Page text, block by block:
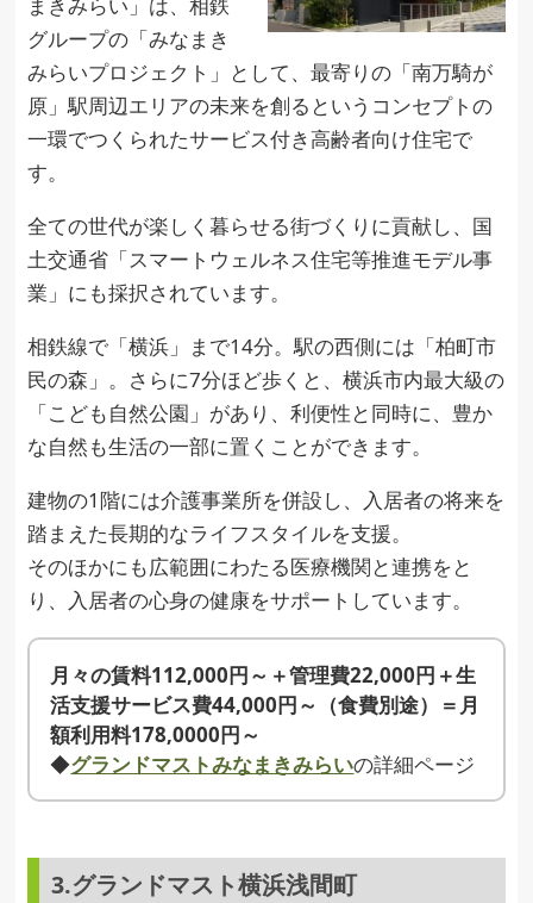
グループの「みなまき
みらいプロジェクト」として、最寄りの「南万騎が
原」駅周辺エリアの未来を創るというコンセプトの
一環でつくられたサービス付き高齢者向け住宅で
す。
全ての世代が楽しく暮らせる街づくりに貢献し、国
土交通省「スマートウェルネス住宅等推進モデル事
業」にも採択されています。
相鉄線で「横浜」まで14分。駅の西側には「柏町市
民の森」。さらに7分ほど歩くと、横浜市内最大級の
「こども自然公園」があり、利便性と同時に、豊か
な自然も生活の一部に置くことができます。
建物の1階には介護事業所を併設し、入居者の将来を
踏まえた長期的なライフスタイルを支援。
そのほかにも広範囲にわたる医療機関と連携をと
り、入居者の心身の健康をサポートしています。
月々の賃料112,000円～＋管理費22,000円＋生
活支援サービス費44,000円～（食費別途）＝月
額利用料178,0000円～
◆グランドマストみなまきみらいの詳細ページ
3.グランドマスト横浜浅間町